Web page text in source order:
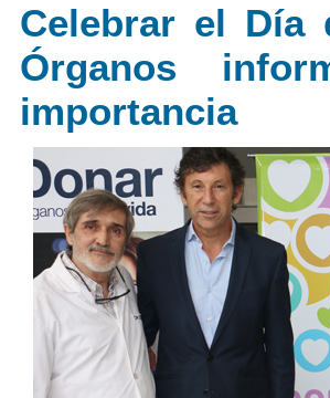
Celebrar el Día
Órganos
importancia